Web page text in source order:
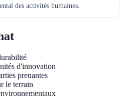
des activités humaines.
d'innovation
prenantes
le terrain